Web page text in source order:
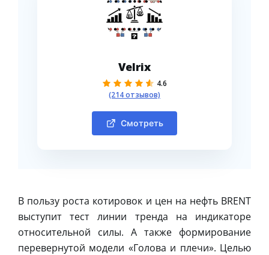
Velrix
4.6
(214 отзывов)
Смотреть
В пользу роста котировок и цен на нефть BRENT
выступит тест линии тренда на индикаторе
относительной силы. А также формирование
перевернутой модели «Голова и плечи». Целью